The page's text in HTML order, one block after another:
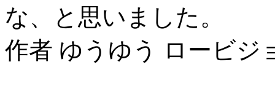
な、と思いました。
作者 ゆうゆう ロービジ